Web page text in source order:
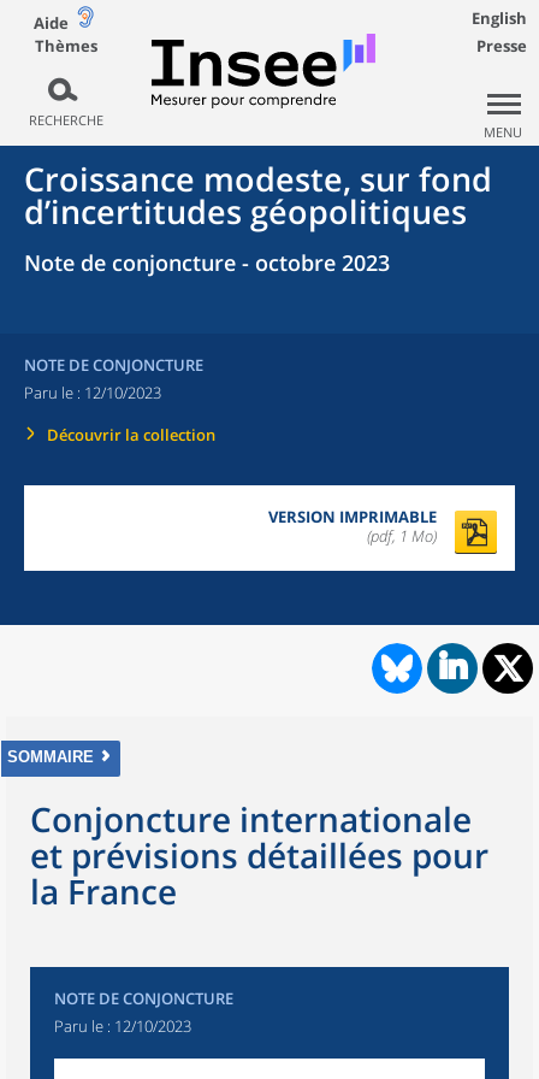
Aide
Thèmes
RECHERCHE
English
Presse
MENU
Croissance modeste, sur fond
d’incertitudes géopolitiques
Note de conjoncture - octobre 2023
NOTE DE CONJONCTURE
Paru le : 12/10/2023
Découvrir la collection
VERSION IMPRIMABLE
(pdf, 1 Mo)
SOMMAIRE
Conjoncture internationale
et prévisions détaillées pour
la France
NOTE DE CONJONCTURE
Paru le : 12/10/2023